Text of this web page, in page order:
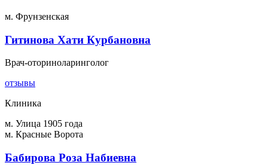
м. Фрунзенская
Гитинова Хати Курбановна
Врач-оториноларинголог
отзывы
Клиника
м. Улица 1905 года
м. Красные Ворота
Бабирова Роза Набиевна